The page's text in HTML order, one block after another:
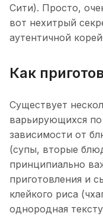
Сити). Просто,
вот нехитрый
аутентичной
Как
Существует
варьирующихся
зависимости от
(супы, вторые
принципиально
приготовления и
клейкого риса
однородная